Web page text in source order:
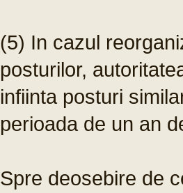
(5) In cazul
posturilor,
infiinta posturi
perioada de un an
Spre deosebire de